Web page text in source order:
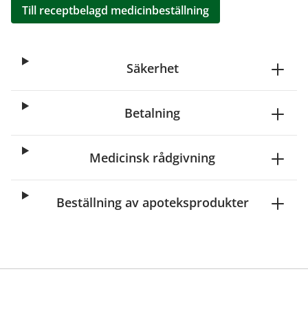
Till receptbelagd medicinbeställning
Säkerhet
Betalning
Medicinsk rådgivning
Beställning av apoteksprodukter